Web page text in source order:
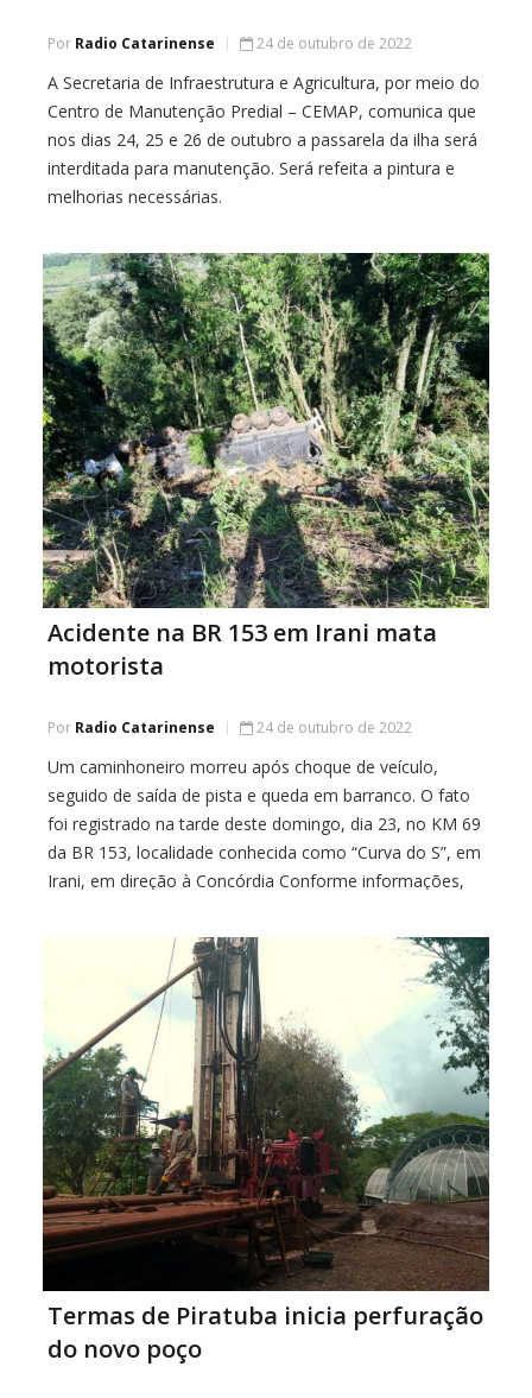
Por Radio Catarinense 24 de outubro de 2022
A Secretaria de Infraestrutura e Agricultura, por meio do
Centro de Manutenção Predial – CEMAP, comunica que
nos dias 24, 25 e 26 de outubro a passarela da ilha será
interditada para manutenção. Será refeita a pintura e
melhorias necessárias.
Acidente na BR 153 em Irani mata
motorista
Por Radio Catarinense 24 de outubro de 2022
Um caminhoneiro morreu após choque de veículo,
seguido de saída de pista e queda em barranco. O fato
foi registrado na tarde deste domingo, dia 23, no KM 69
da BR 153, localidade conhecida como “Curva do S”, em
Irani, em direção à Concórdia Conforme informações,
Termas de Piratuba inicia perfuração
do novo poço